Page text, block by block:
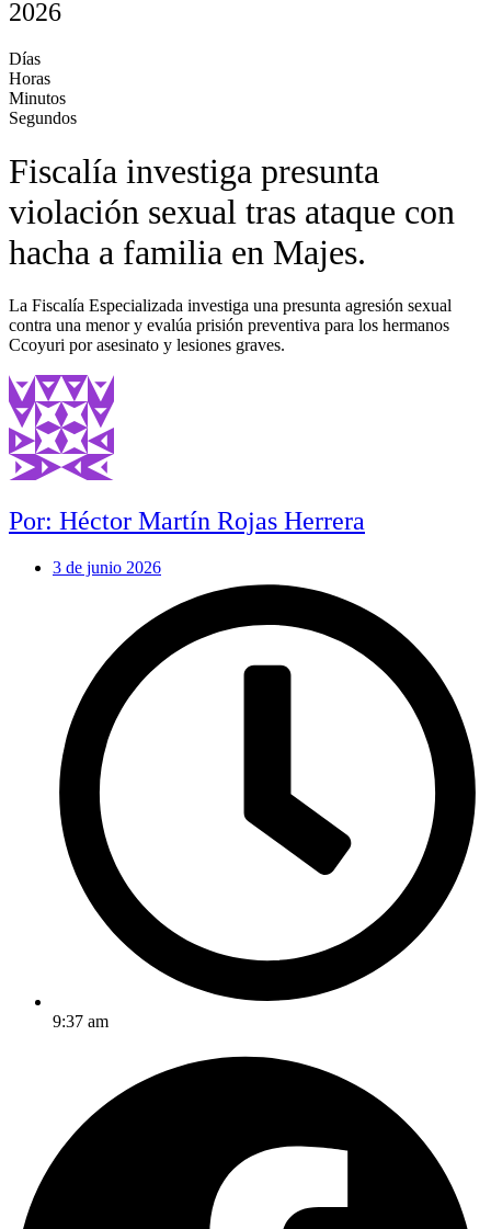
2026
Días
Horas
Minutos
Segundos
Fiscalía investiga presunta
violación sexual tras ataque con
hacha a familia en Majes.
La Fiscalía Especializada investiga una presunta agresión sexual
contra una menor y evalúa prisión preventiva para los hermanos
Ccoyuri por asesinato y lesiones graves.
Por: Héctor Martín Rojas Herrera
3 de junio 2026
9:37 am